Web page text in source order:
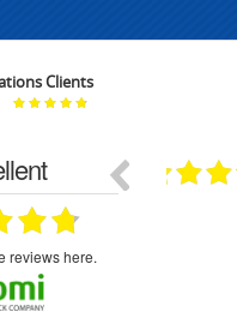
Clients
reviews here.
07.07.2026